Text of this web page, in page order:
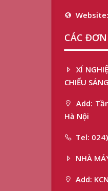
CÁC
XÍ
CHIẾU
Add:
Hà Nội
Tel:
NHÀ
Add: